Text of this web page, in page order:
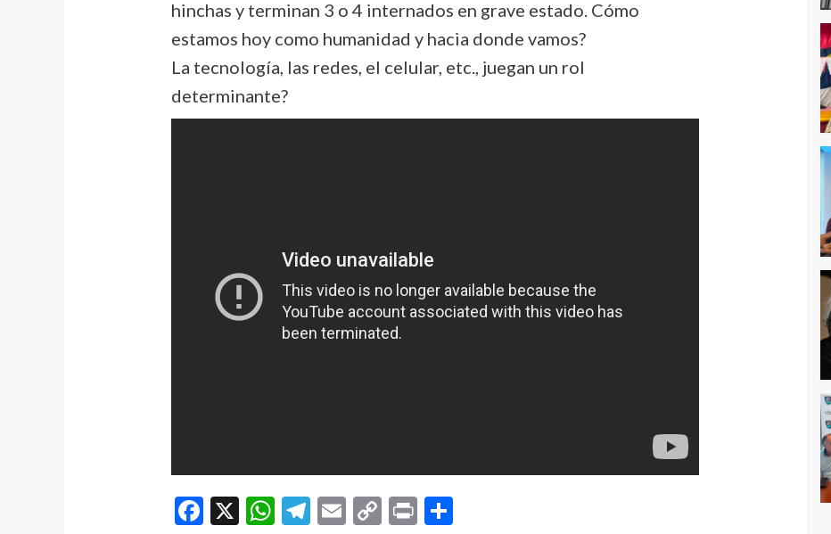
hinchas y terminan 3 o 4 internados en grave estado. Cómo
estamos hoy como humanidad y hacia donde vamos?
La tecnología, las redes, el celular, etc., juegan un rol
determinante?
Facebook
X WhatsApp
Telegram
EmailCopyPrint